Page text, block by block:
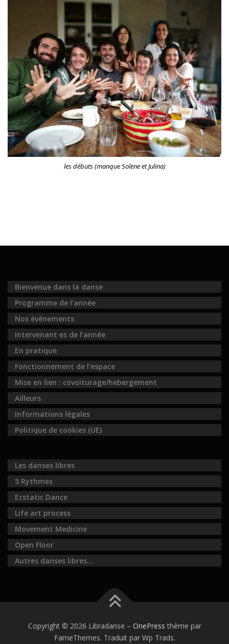
les débuts (manque Solene et Julina)
Bienvenue dans la danse
Programme de l’année
Nos évènements
Intervenant·es de l’année
En pratique
Fonctionnement de l’espace
Mise en lien : covoiturage/hebergement
Ailleurs
Informations légales
Politique de cookies (UE)
Les danses libres
5 Rythmes
Ecstatic Dance
Life art process
Movement Medicine
Open Floor
Autres danses libres…
Copyright © 2026 Libradanse – OnePress thème par
FameThemes. Traduit par Wp Trads.